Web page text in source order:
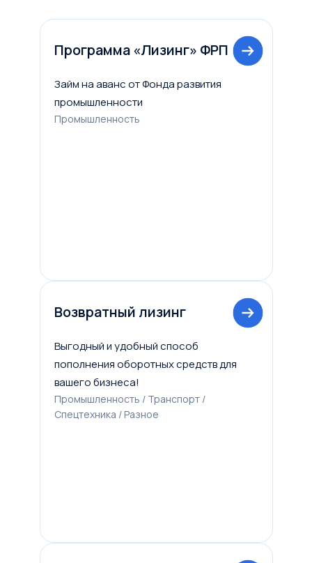
Программа «Лизинг» ФРП
Займ на аванс от Фонда развития
промышленности
Промышленность
Возвратный лизинг
Выгодный и удобный способ
пополнения оборотных средств для
вашего бизнеса!
Промышленность / Транспорт /
Спецтехника / Разное